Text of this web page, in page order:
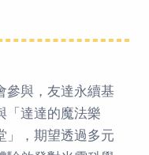
參與，友達永續基
「達達的魔法樂
」，期望透過多元